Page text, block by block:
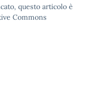
questo articolo è
Commons